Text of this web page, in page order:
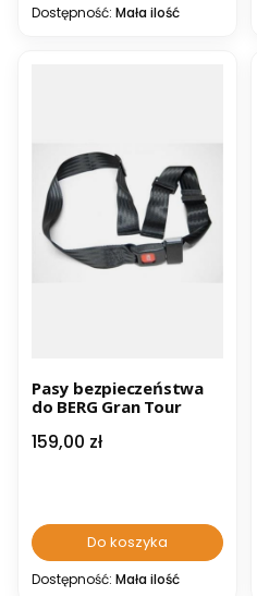
Dostępność: Mała ilość
Pasy bezpieczeństwa
do BERG Gran Tour
Cena
159,00 zł
Do koszyka
Dostępność: Mała ilość